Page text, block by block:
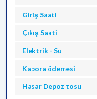
Giriş Saati
Çıkış Saati
Elektrik - Su
Kapora ödemesi
Hasar Depozitosu